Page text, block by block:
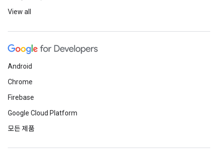
View all
Android
Chrome
Firebase
Google Cloud Platform
모든 제품